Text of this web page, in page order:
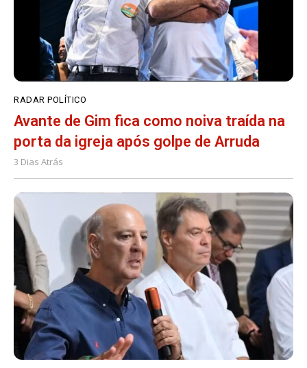
RADAR POLÍTICO
Avante de Gim fica como noiva traída na
porta da igreja após golpe de Arruda
3 Dias Atrás